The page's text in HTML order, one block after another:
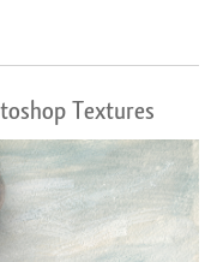
Textures